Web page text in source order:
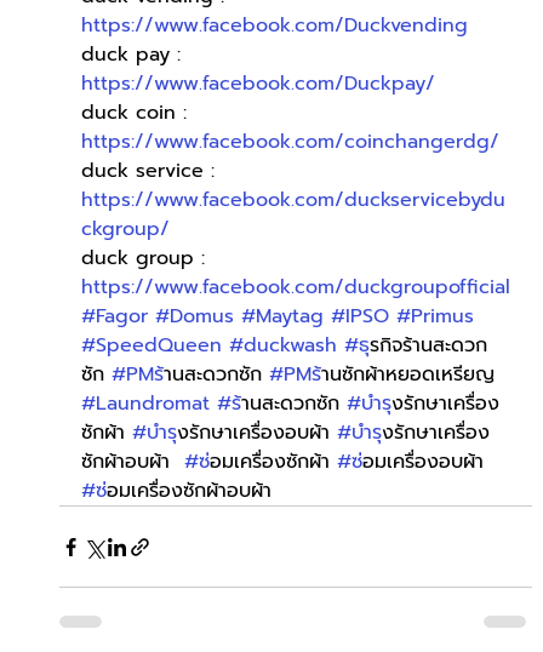
https://www.facebook.com/Duckvending
duck pay :
https://www.facebook.com/Duckpay/
duck coin :
https://www.facebook.com/coinchangerdg/
duck service :
https://www.facebook.com/duckservicebydu
ckgroup/
duck group :
https://www.facebook.com/duckgroupofficial
#Fagor #Domus #Maytag #IPSO #Primus
#SpeedQueen #duckwash #ธุรกิจร้านสะดวก
ซัก #PMร้านสะดวกซัก #PMร้านซักผ้าหยอดเหรียญ
#Laundromat #ร้านสะดวกซัก #บำรุงรักษาเครื่อง
ซักผ้า #บำรุงรักษาเครื่องอบผ้า #บำรุงรักษาเครื่อง
ซักผ้าอบผ้า #ซ่อมเครื่องซักผ้า #ซ่อมเครื่องอบผ้า
#ซ่อมเครื่องซักผ้าอบผ้า